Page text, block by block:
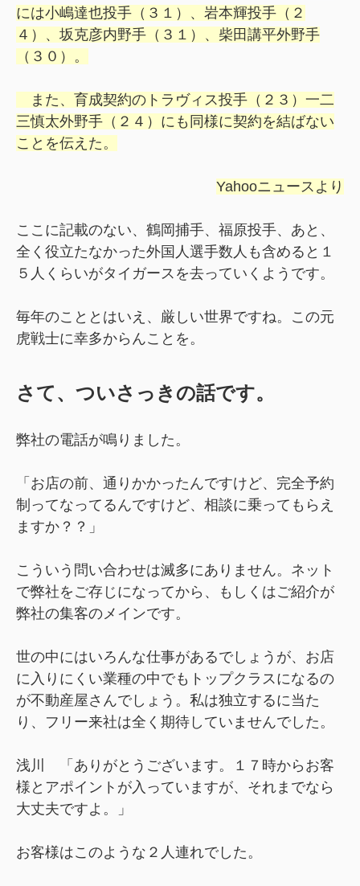
には小嶋達也投手（３１）、岩本輝投手（２
４）、坂克彦内野手（３１）、柴田講平外野手
（３０）。
また、育成契約のトラヴィス投手（２３）一二
三慎太外野手（２４）にも同様に契約を結ばない
ことを伝えた。
Yahooニュースより
ここに記載のない、鶴岡捕手、福原投手、あと、
全く役立たなかった外国人選手数人も含めると１
５人くらいがタイガースを去っていくようです。
毎年のこととはいえ、厳しい世界ですね。この元
虎戦士に幸多からんことを。
さて、ついさっきの話です。
弊社の電話が鳴りました。
「お店の前、通りかかったんですけど、完全予約
制ってなってるんですけど、相談に乗ってもらえ
ますか？？」
こういう問い合わせは滅多にありません。ネット
で弊社をご存じになってから、もしくはご紹介が
弊社の集客のメインです。
世の中にはいろんな仕事があるでしょうが、お店
に入りにくい業種の中でもトップクラスになるの
が不動産屋さんでしょう。私は独立するに当た
り、フリー来社は全く期待していませんでした。
浅川 「ありがとうございます。１７時からお客
様とアポイントが入っていますが、それまでなら
大丈夫ですよ。」
お客様はこのような２人連れでした。